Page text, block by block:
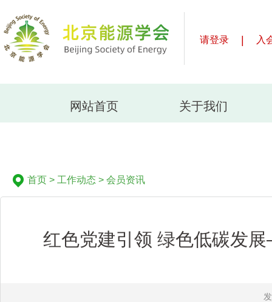
请登录 入
网站首页 关于我们
首页 > 工作动态 > 会员资讯
红色党建引领 绿色低碳发